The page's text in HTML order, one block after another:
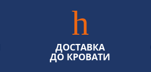
ДОСТАВКА
ДО КРОВАТИ